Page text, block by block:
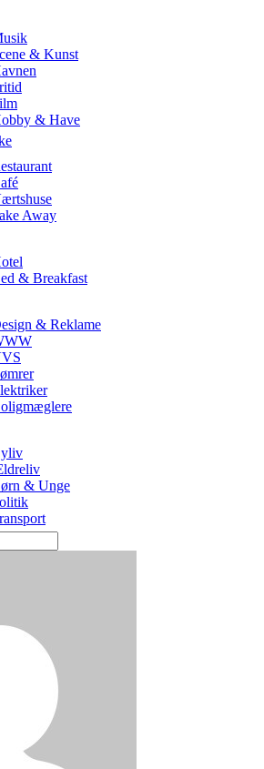
& Kunst
& Have
Away
& Breakfast
& Reklame
& Unge